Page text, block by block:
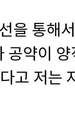
을 통해
공약이
고 저는